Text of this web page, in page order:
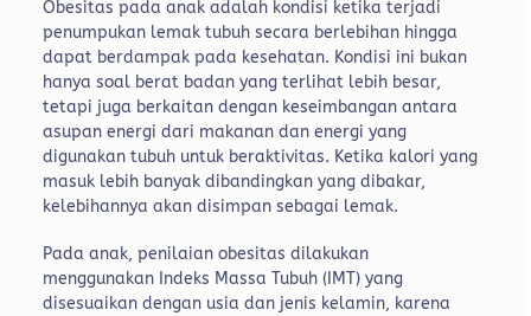
Obesitas pada anak adalah kondisi ketika terjadi
penumpukan lemak tubuh secara berlebihan hingga
dapat berdampak pada kesehatan. Kondisi ini bukan
hanya soal berat badan yang terlihat lebih besar,
tetapi juga berkaitan dengan keseimbangan antara
asupan energi dari makanan dan energi yang
digunakan tubuh untuk beraktivitas. Ketika kalori yang
masuk lebih banyak dibandingkan yang dibakar,
kelebihannya akan disimpan sebagai lemak.
Pada anak, penilaian obesitas dilakukan
menggunakan Indeks Massa Tubuh (IMT) yang
disesuaikan dengan usia dan jenis kelamin, karena